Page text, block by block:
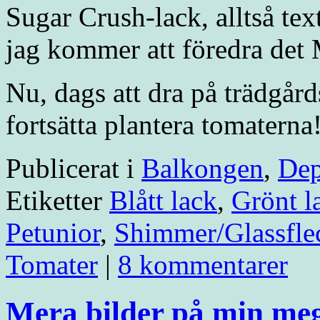
Sugar Crush-lack, alltså
jag kommer att föredra det
Nu, dags att dra på
fortsätta plantera
Publicerat i Balkongen,
Etiketter Blått lack, Grönt
Petunior, Shimmer/
Tomater | 8 kommentarer
Mera bilder på min